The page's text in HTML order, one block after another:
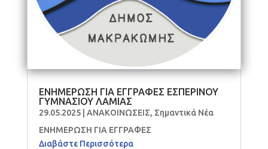
ΕΝΗΜΕΡΩΣΗ ΓΙΑ ΕΓΓΡΑΦΕΣ ΕΣΠΕΡΙΝΟΥ
ΓΥΜΝΑΣΙΟΥ ΛΑΜΙΑΣ
29.05.2025| ΑΝΑΚΟΙΝΩΣΕΙΣ, Σημαντικά Νέα
ΕΝΗΜΕΡΩΣΗ ΓΙΑ ΕΓΓΡΑΦΕΣ
Διαβάστε Περισσότερα